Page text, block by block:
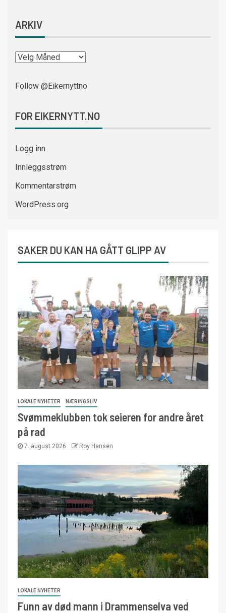
ARKIV
Follow @Eikernyttno
FOR EIKERNYTT.NO
Logg inn
Innleggsstrøm
Kommentarstrøm
WordPress.org
SAKER DU KAN HA GÅTT GLIPP AV
LOKALE NYHETER NÆRINGSLIV
Svømmeklubben tok seieren for andre året
på rad
7. august 2026 Roy Hansen
LOKALE NYHETER
Funn av død mann i Drammenselva ved